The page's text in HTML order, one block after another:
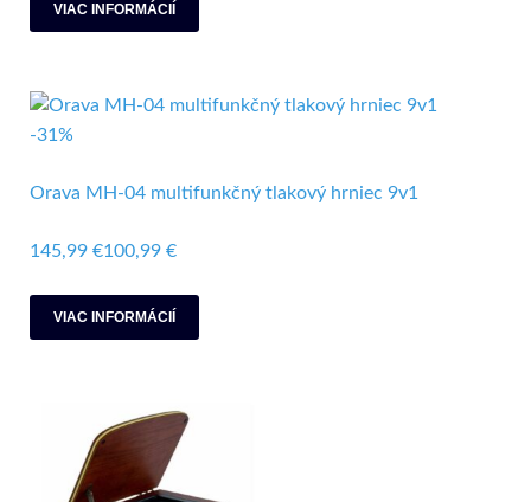
VIAC INFORMÁCIÍ
-31%
Orava MH-04 multifunkčný tlakový hrniec 9v1
145,99 €100,99 €
VIAC INFORMÁCIÍ